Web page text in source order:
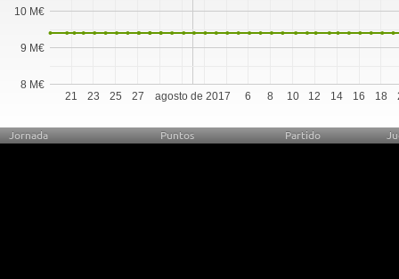
agosto de 2017
21 23 25 27 6 8 10 12 14 16 18
8 M€
9 M€
10 M€
Jornada Puntos Partido